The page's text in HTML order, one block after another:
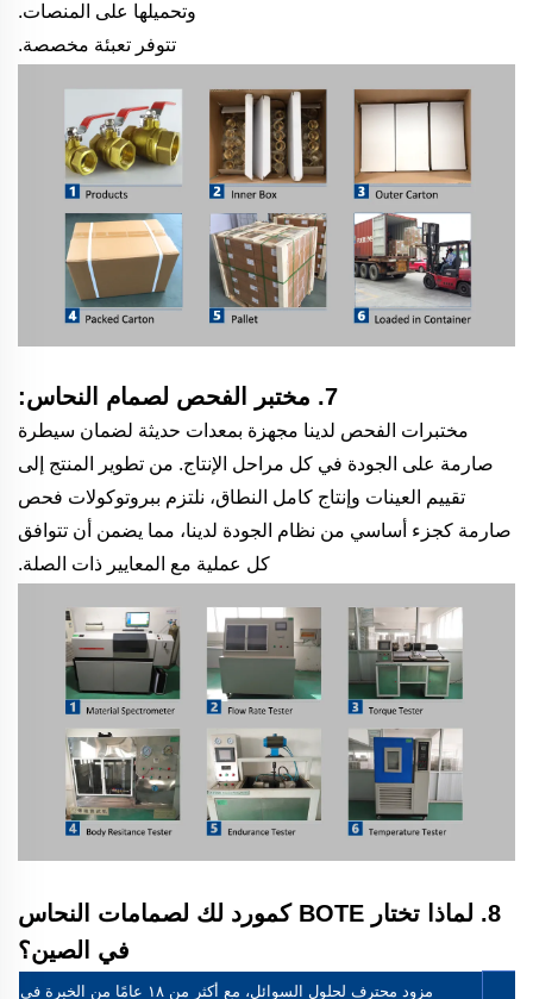
وتحميلها على المنصات.
تتوفر تعبئة مخصصة.
7. مختبر الفحص لصمام النحاس:
مختبرات الفحص لدينا مجهزة بمعدات حديثة لضمان سيطرة
صارمة على الجودة في كل مراحل الإنتاج. من تطوير المنتج إلى
تقييم العينات وإنتاج كامل النطاق، نلتزم ببروتوكولات فحص
صارمة كجزء أساسي من نظام الجودة لدينا، مما يضمن أن تتوافق
كل عملية مع المعايير ذات الصلة.
8. لماذا تختار BOTE كمورد لك لصمامات النحاس
في الصين؟
مزود محترف لحلول السوائل، مع أكثر من ١٨ عامًا من الخبرة في